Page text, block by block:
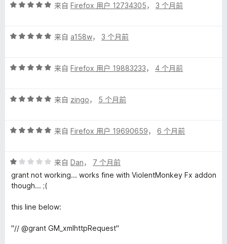
/评
/
来自 Firefox 用户 12734305， 3 个月前
评
/
来自 a158w， 3 个月前
评
/
来自 Firefox 用户 19883233， 4 个月前
评
/
来自 zingo， 5 个月前
评
/
5
来自 Firefox 用户 19690659， 6 个月前
评
分
1
5
来自 Dan， 7 个月前
grant not working... works fine with ViolentMonkey Fx addon
though... ;(
this line below:
"// @grant GM_xmlhttpRequest"